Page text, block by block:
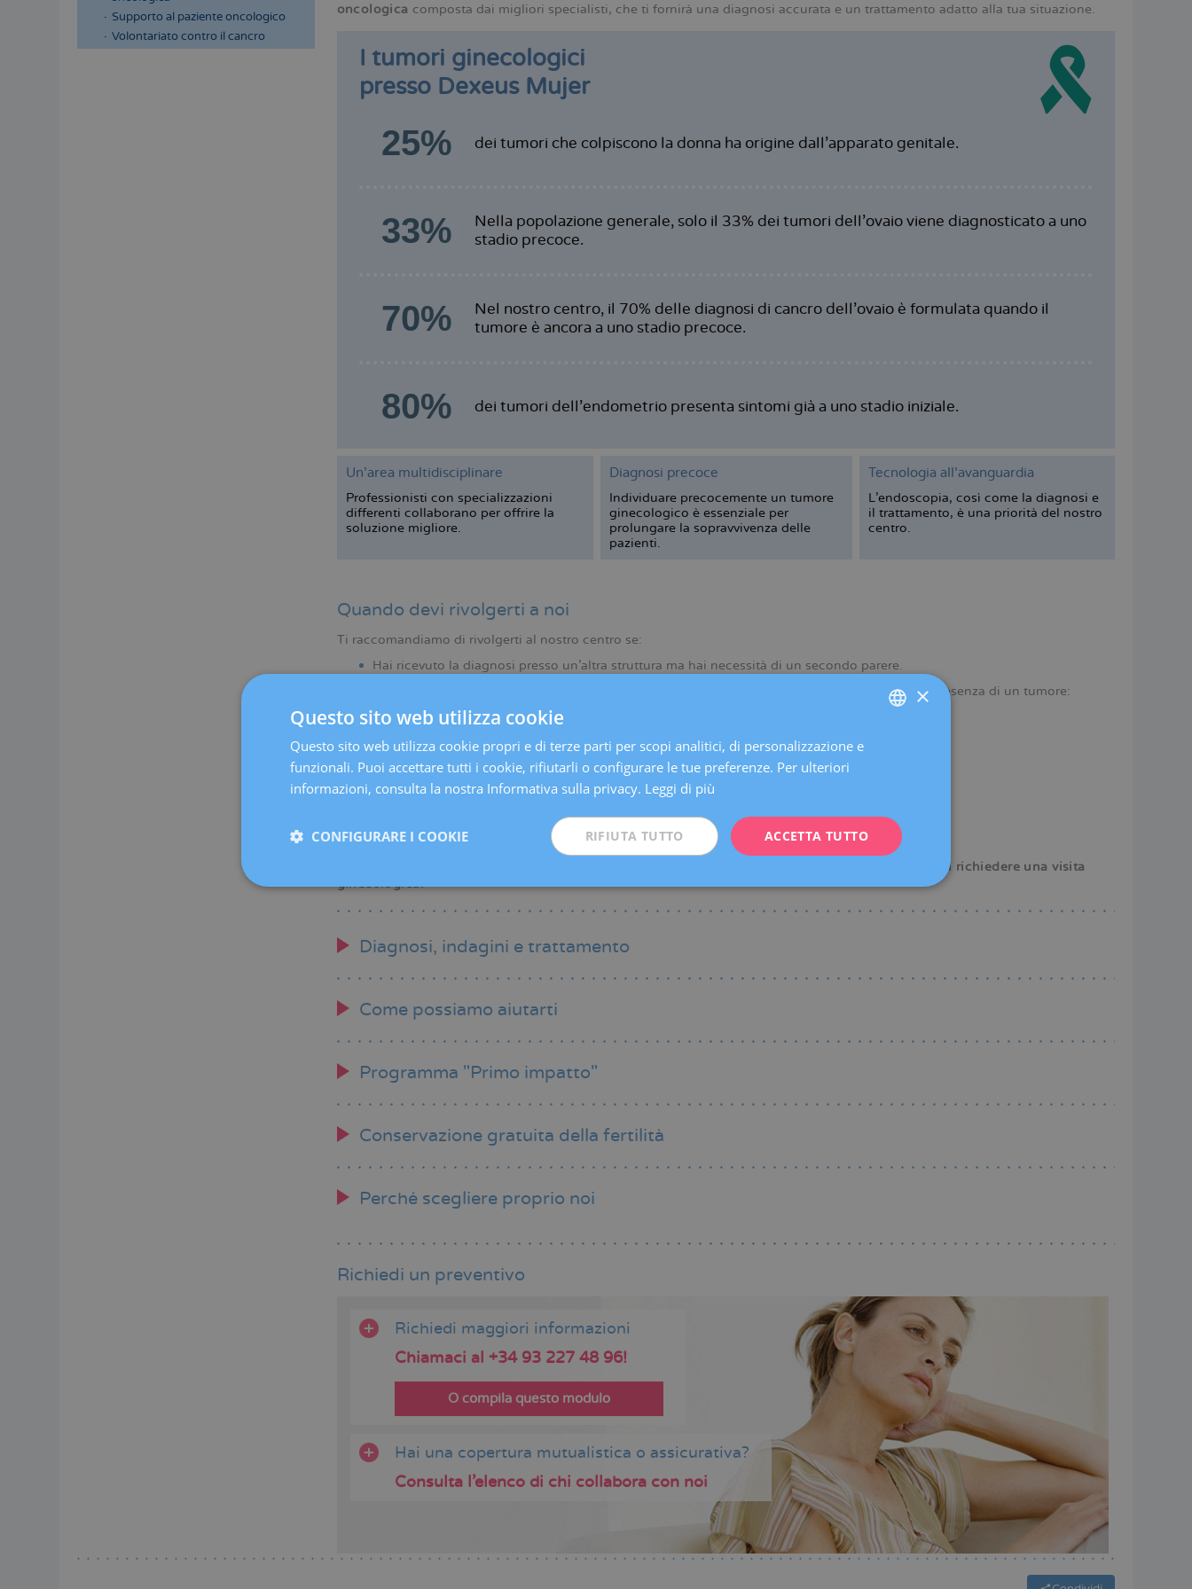
Supporto al paziente oncologico
Volontariato contro il cancro
oncologica composta dai migliori specialisti, che ti fornirà una diagnosi accurata e un trattamento adatto alla tua situazione.
I tumori ginecologici
presso Dexeus Mujer
25% dei tumori che colpiscono la donna ha origine dall'apparato genitale.
33%
Nella popolazione generale, solo il 33% dei tumori dell’ovaio viene diagnosticato a uno
stadio precoce.
70%
Nel nostro centro, il 70% delle diagnosi di cancro dell’ovaio è formulata quando il
tumore è ancora a uno stadio precoce.
80% dei tumori dell’endometrio presenta sintomi già a uno stadio iniziale.
Un’area multidisciplinare
Professionisti con specializzazioni
differenti collaborano per offrire la
soluzione migliore.
Diagnosi precoce
Individuare precocemente un tumore
ginecologico è essenziale per
prolungare la sopravvivenza delle
pazienti.
Tecnologia all’avanguardia
L’endoscopia, così come la diagnosi e
il trattamento, è una priorità del nostro
centro.
Quando devi rivolgerti a noi
Ti raccomandiamo di rivolgerti al nostro centro se:
Hai ricevuto la diagnosi presso un’altra struttura ma hai necessità di un secondo parere.
Hai alcuni dei sintomi seguenti e hai bisogno di una diagnosi per confermare o escludere la presenza di un tumore:
Aumento della circonferenza addominale.
Problemi digestivi.
Perdite anomale di sangue dalla vagina, specialmente dopo la menopausa.
Fastidi alla vulva che si manifestano come ulcere, noduli, prurito o bruciore persistenti.
Se noti qualcuno di questi sintomi non significa che tu abbia il cancro, ma ti raccomandiamo di richiedere una visita
ginecologica.
Diagnosi, indagini e trattamento
Come possiamo aiutarti
Programma "Primo impatto"
Conservazione gratuita della fertilità
Perché scegliere proprio noi
Richiedi un preventivo
Richiedi maggiori informazioni
Chiamaci al +34 93 227 48 96!
O compila questo modulo
Hai una copertura mutualistica o assicurativa?
Consulta l’elenco di chi collabora con noi
FRENCH
×
Questo sito web utilizza cookie
Questo sito web utilizza cookie propri e di terze parti per scopi analitici, di personalizzazione e
funzionali. Puoi accettare tutti i cookie, rifiutarli o configurare le tue preferenze. Per ulteriori
informazioni, consulta la nostra Informativa sulla privacy. Leggi di più
ACCETTA TUTTO
RIFIUTA TUTTO
CONFIGURARE I COOKIE